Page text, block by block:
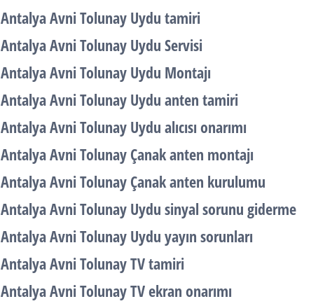
Antalya Avni Tolunay Uydu tamiri
Antalya Avni Tolunay Uydu Servisi
Antalya Avni Tolunay Uydu Montajı
Antalya Avni Tolunay Uydu anten tamiri
Antalya Avni Tolunay Uydu alıcısı onarımı
Antalya Avni Tolunay Çanak anten montajı
Antalya Avni Tolunay Çanak anten kurulumu
Antalya Avni Tolunay Uydu sinyal sorunu giderme
Antalya Avni Tolunay Uydu yayın sorunları
Antalya Avni Tolunay TV tamiri
Antalya Avni Tolunay TV ekran onarımı